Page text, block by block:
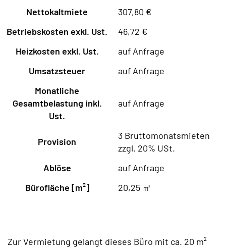
Nettokaltmiete
307,80 €
Betriebskosten exkl. Ust.
46,72 €
Heizkosten exkl. Ust.
auf Anfrage
Umsatzsteuer
auf Anfrage
Monatliche
Gesamtbelastung inkl.
Ust.
auf Anfrage
Provision
3 Bruttomonatsmieten
zzgl. 20% USt.
Ablöse
auf Anfrage
Bürofläche [m²]
20,25 ㎡
Zur Vermietung gelangt dieses Büro mit ca. 20 m²